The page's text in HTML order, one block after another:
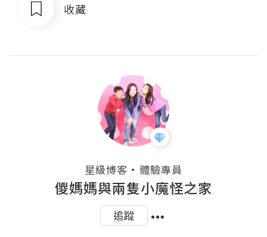
收藏
星級博客 ・ 體驗專員
儍媽媽與兩隻小魔怪之家
追蹤